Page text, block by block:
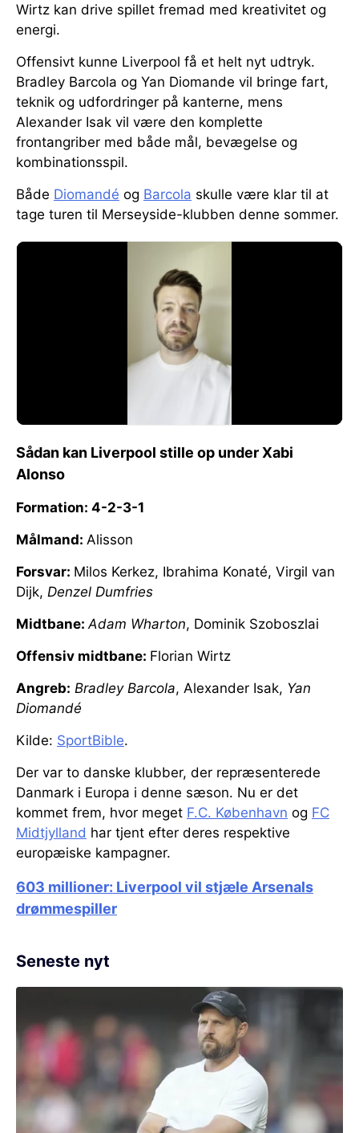
Wirtz kan drive spillet fremad med kreativitet og
energi.
Offensivt kunne Liverpool få et helt nyt udtryk.
Bradley Barcola og Yan Diomande vil bringe fart,
teknik og udfordringer på kanterne, mens
Alexander Isak vil være den komplette
frontangriber med både mål, bevægelse og
kombinationsspil.
Både Diomandé og Barcola skulle være klar til at
tage turen til Merseyside-klubben denne sommer.
Sådan kan Liverpool stille op under Xabi
Alonso
Formation: 4-2-3-1
Målmand: Alisson
Forsvar: Milos Kerkez, Ibrahima Konaté, Virgil van
Dijk, Denzel Dumfries
Midtbane:Adam Wharton, Dominik Szoboszlai
Offensiv midtbane: Florian Wirtz
Angreb: Bradley Barcola, Alexander Isak, Yan
Diomandé
Kilde: SportBible.
Der var to danske klubber, der repræsenterede
Danmark i Europa i denne sæson. Nu er det
kommet frem, hvor meget F.C. København og FC
Midtjylland har tjent efter deres respektive
europæiske kampagner.
603 millioner: Liverpool vil stjæle Arsenals
drømmespiller
Seneste nyt